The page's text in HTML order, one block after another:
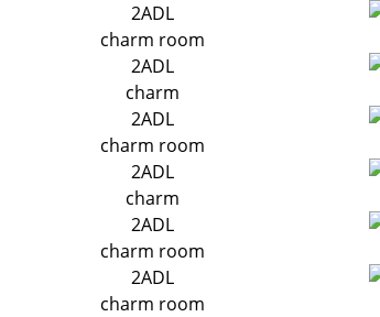
2ADL
charm room
2ADL
charm
2ADL
charm room
2ADL
charm
2ADL
charm room
2ADL
charm room